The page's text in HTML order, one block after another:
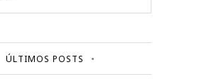
ÚLTIMOS POSTS